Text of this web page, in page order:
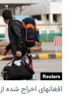
بحران مهاجرت
'کووید-۱۹'
تماس
صفحه پشتو
Azadi English
افغانهای اخراج شده